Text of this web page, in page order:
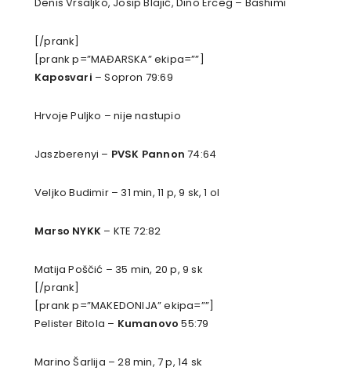
Denis Vrsaljko, Josip Blajić, Dino Erceg – Bashimi
[/prank]
[prank p=”MAĐARSKA” ekipa=””]
Kaposvari – Sopron 79:69
Hrvoje Puljko – nije nastupio
Jaszberenyi – PVSK Pannon74:64
Veljko Budimir – 31 min, 11 p, 9 sk, 1 ol
Marso NYKK – KTE 72:82
Matija Poščić – 35 min, 20 p, 9 sk
[/prank]
[prank p=”MAKEDONIJA” ekipa=””]
Pelister Bitola – Kumanovo55:79
Marino Šarlija – 28 min, 7 p, 14 sk